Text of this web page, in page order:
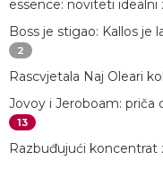
essence: noviteti idealni
Boss je stigao: Kallos je
2
Rascvjetala Naj Oleari
Jovoy i Jeroboam: priča
13
Razbuđujući koncentrat